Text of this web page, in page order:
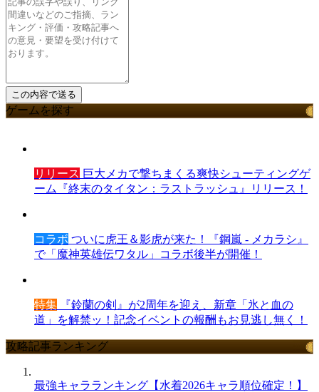
ゲームを探す
リリース 巨大メカで撃ちまくる爽快シューティングゲ
ーム『終末のタイタン：ラストラッシュ』リリース！
コラボ ついに虎王＆影虎が来た！『鋼嵐 - メカラシ』
で「魔神英雄伝ワタル」コラボ後半が開催！
特集 『鈴蘭の剣』が2周年を迎え、新章「氷と血の
道」を解禁ッ！記念イベントの報酬もお見逃し無く！
攻略記事ランキング
最強キャラランキング【水着2026キャラ順位確定！】